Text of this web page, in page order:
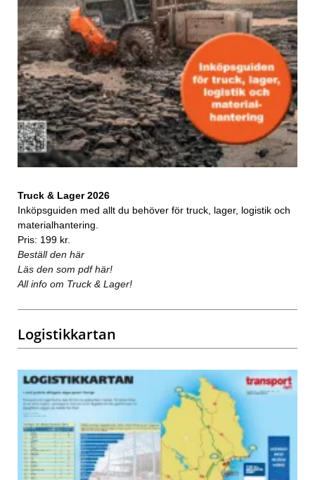
Truck & Lager 2026
Inköpsguiden med allt du behöver för truck, lager, logistik och
materialhantering.
Pris: 199 kr.
Beställ den här
Läs den som pdf här!
All info om Truck & Lager!
Logistikkartan